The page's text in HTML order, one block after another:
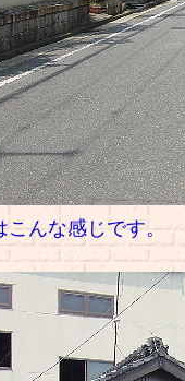
こんな感じです。